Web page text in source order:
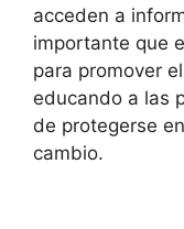
acceden a
importante que
para promover
educando a las
de protegerse
cambio.